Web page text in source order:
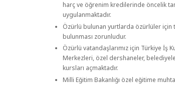
harç ve öğrenim kredilerinde öncelik
uygulanmaktadır.
Özürlü bulunan yurtlarda özürlüler
bulunması zorunludur.
Özürlü vatandaşlarımız için Türkiye İş
Merkezleri, özel dershaneler,
kursları açmaktadır.
Milli Eğitim Bakanlığı özel eğitime